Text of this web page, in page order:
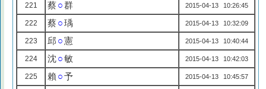
221 蔡○群 2015-04-13 10:26:45
222 蔡○瑀 2015-04-13 10:32:09
223 邱 ○憲 2015-04-13 10:40:44
224 沈○敏 2015-04-13 10:42:03
225 賴 ○予 2015-04-13 10:45:57